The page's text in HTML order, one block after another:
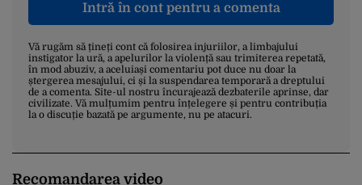
Intră în cont pentru a comenta
Vă rugăm să țineți cont că folosirea injuriilor, a limbajului
instigator la ură, a apelurilor la violență sau trimiterea repetată,
în mod abuziv, a aceluiași comentariu pot duce nu doar la
ștergerea mesajului, ci și la suspendarea temporară a dreptului
de a comenta. Site-ul nostru încurajează dezbaterile aprinse, dar
civilizate. Vă mulțumim pentru înțelegere și pentru contribuția
la o discuție bazată pe argumente, nu pe atacuri.
Recomandarea video